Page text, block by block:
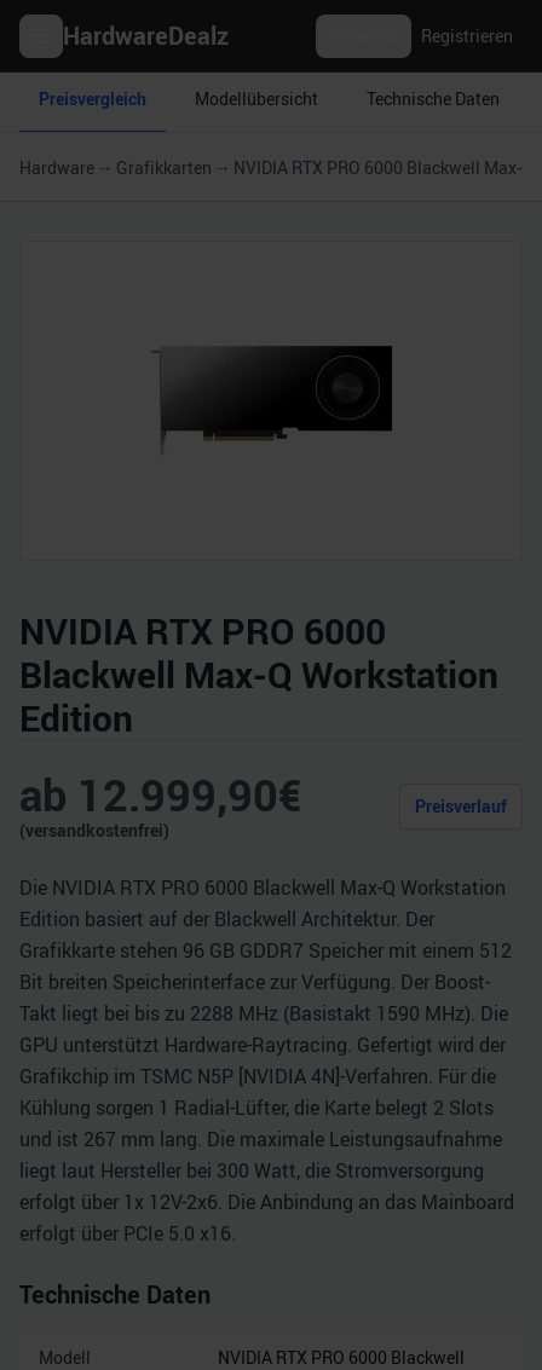
HardwareDealz Registrieren
Preisvergleich Modellübersicht Technische Daten
Hardware Grafikkarten NVIDIA RTX PRO 6000 Blackwell Max-
NVIDIA RTX PRO 6000
Blackwell Max-Q Workstation
Edition
ab 12.999,90€
(versandkostenfrei)
Preisverlauf
Die NVIDIA RTX PRO 6000 Blackwell Max-Q Workstation
Edition basiert auf der Blackwell Architektur. Der
Grafikkarte stehen 96 GB GDDR7 Speicher mit einem 512
Bit breiten Speicherinterface zur Verfügung. Der Boost-
Takt liegt bei bis zu 2288 MHz (Basistakt 1590 MHz). Die
GPU unterstützt Hardware-Raytracing. Gefertigt wird der
Grafikchip im TSMC N5P [NVIDIA 4N]-Verfahren. Für die
Kühlung sorgen 1 Radial-Lüfter, die Karte belegt 2 Slots
und ist 267 mm lang. Die maximale Leistungsaufnahme
liegt laut Hersteller bei 300 Watt, die Stromversorgung
erfolgt über 1x 12V-2x6. Die Anbindung an das Mainboard
erfolgt über PCIe 5.0 x16.
Technische Daten
Modell NVIDIA RTX PRO 6000 Blackwell